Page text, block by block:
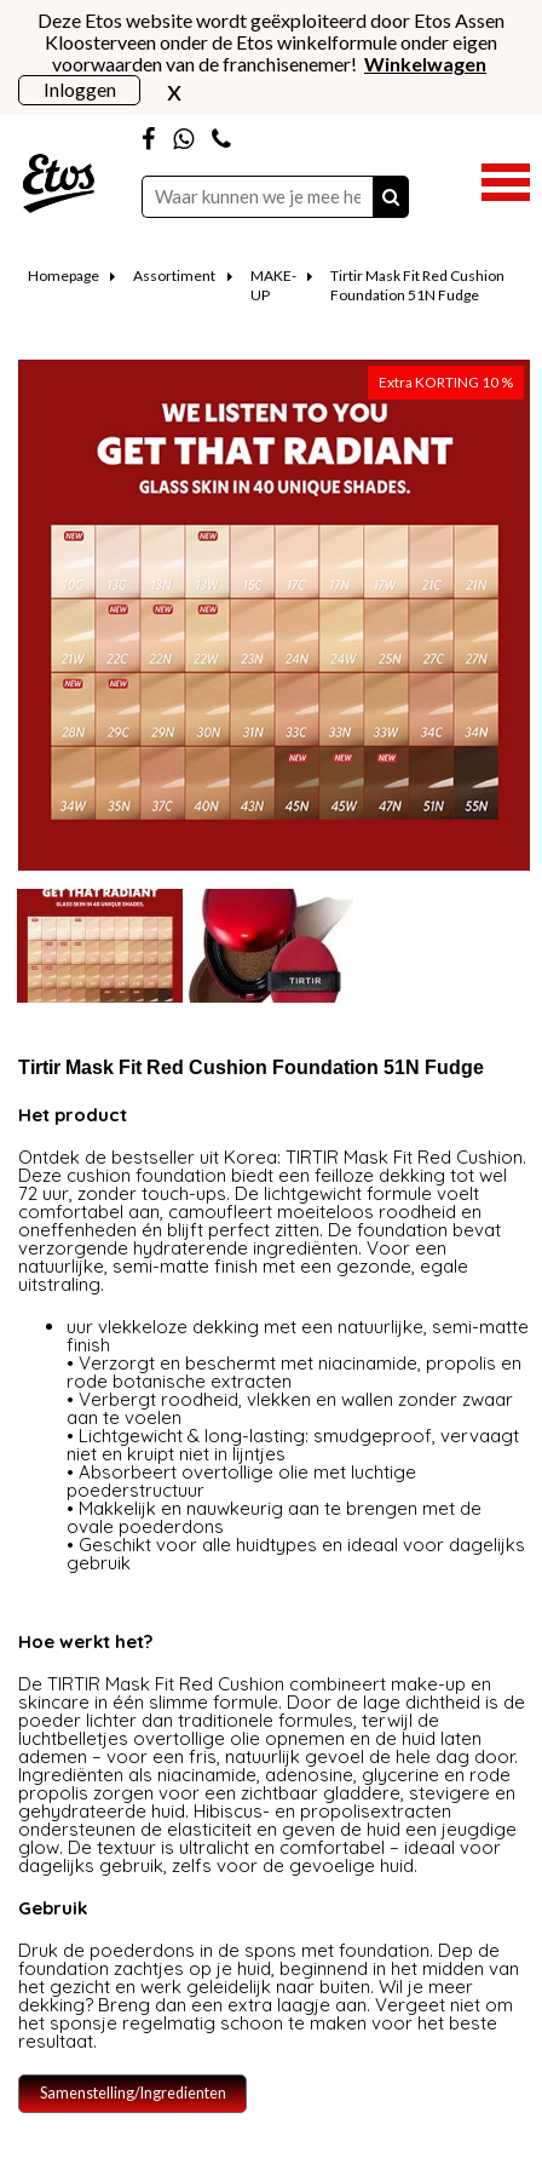
Deze Etos website wordt geëxploiteerd door Etos Assen
Kloosterveen onder de Etos winkelformule onder eigen
voorwaarden van de franchisenemer! Winkelwagen
Inloggen
x
Homepage Assortiment
MAKE-
UP
Tirtir Mask Fit Red Cushion
Foundation 51N Fudge
Extra KORTING 10 %
Tirtir Mask Fit Red Cushion Foundation 51N Fudge
Het product
Ontdek de bestseller uit Korea: TIRTIR Mask Fit Red Cushion.
Deze cushion foundation biedt een feilloze dekking tot wel
72 uur, zonder touch-ups. De lichtgewicht formule voelt
comfortabel aan, camoufleert moeiteloos roodheid en
oneffenheden én blijft perfect zitten. De foundation bevat
verzorgende hydraterende ingrediënten. Voor een
natuurlijke, semi-matte finish met een gezonde, egale
uitstraling.
uur vlekkeloze dekking met een natuurlijke, semi-matte
finish
• Verzorgt en beschermt met niacinamide, propolis en
rode botanische extracten
• Verbergt roodheid, vlekken en wallen zonder zwaar
aan te voelen
• Lichtgewicht & long-lasting: smudgeproof, vervaagt
niet en kruipt niet in lijntjes
• Absorbeert overtollige olie met luchtige
poederstructuur
• Makkelijk en nauwkeurig aan te brengen met de
ovale poederdons
• Geschikt voor alle huidtypes en ideaal voor dagelijks
gebruik
Hoe werkt het?
De TIRTIR Mask Fit Red Cushion combineert make-up en
skincare in één slimme formule. Door de lage dichtheid is de
poeder lichter dan traditionele formules, terwijl de
luchtbelletjes overtollige olie opnemen en de huid laten
ademen – voor een fris, natuurlijk gevoel de hele dag door.
Ingrediënten als niacinamide, adenosine, glycerine en rode
propolis zorgen voor een zichtbaar gladdere, stevigere en
gehydrateerde huid. Hibiscus- en propolisextracten
ondersteunen de elasticiteit en geven de huid een jeugdige
glow. De textuur is ultralicht en comfortabel – ideaal voor
dagelijks gebruik, zelfs voor de gevoelige huid.
Gebruik
Druk de poederdons in de spons met foundation. Dep de
foundation zachtjes op je huid, beginnend in het midden van
het gezicht en werk geleidelijk naar buiten. Wil je meer
dekking? Breng dan een extra laagje aan. Vergeet niet om
het sponsje regelmatig schoon te maken voor het beste
resultaat.
Samenstelling/Ingredienten